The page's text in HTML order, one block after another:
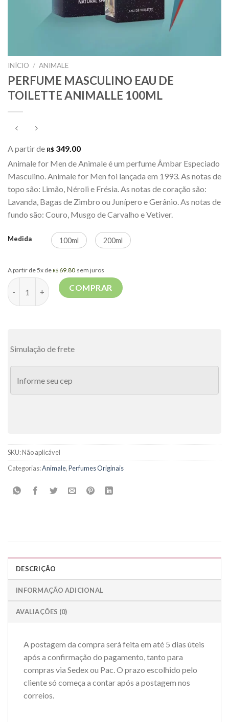
INÍCIO / ANIMALE
PERFUME MASCULINO EAU DE
TOILETTE ANIMALLE 100ML
A partir de R$ 349.00
Animale for Men de Animale é um perfume Âmbar Especiado
Masculino. Animale for Men foi lançada em 1993. As notas de
topo são: Limão, Néroli e Frésia. As notas de coração são:
Lavanda, Bagas de Zimbro ou Junípero e Gerânio. As notas de
fundo são: Couro, Musgo de Carvalho e Vetiver.
Medida 100ml 200ml
A partir de 5x de R$ 69.80 sem juros
PERFUME MASCULINO EAU DE TOILETTE ANIMALLE 100ML
COMPRAR
Simulação de frete
SKU:Não aplicável
Categorias:Animale,Perfumes Originais
DESCRIÇÃO
INFORMAÇÃO ADICIONAL
AVALIAÇÕES (0)
A postagem da compra será feita em até 5 dias úteis
após a confirmação do pagamento, tanto para
compras via Sedex ou Pac. O prazo escolhido pelo
cliente só começa a contar após a postagem nos
correios.